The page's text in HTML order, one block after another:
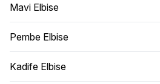
Mavi Elbise
Pembe Elbise
Kadife Elbise